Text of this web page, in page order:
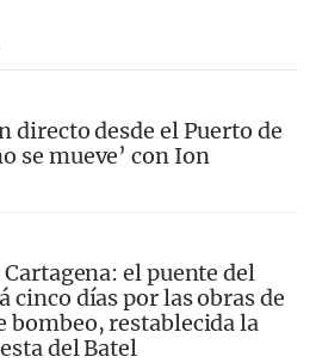
directo desde el Puerto de
se mueve’ con Ion
el puente del
cinco días por las obras de
bombeo, restablecida la
del Batel